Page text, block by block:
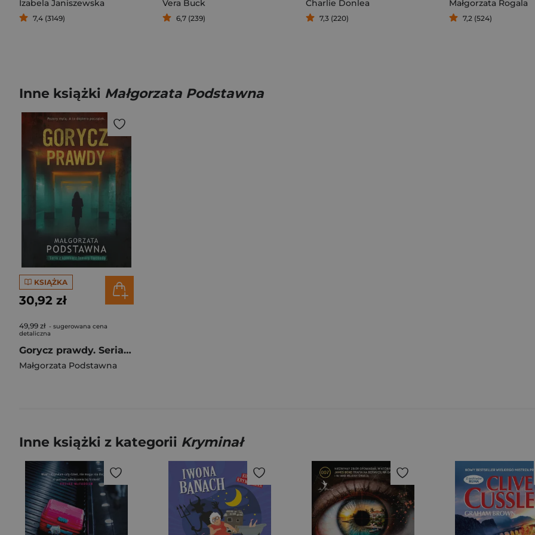
Izabela Janiszewska
7,4 (3149)
Vera Buck
6,7 (239)
Charlie Donlea
7,3 (220)
Małgorzata Rogala
7,2 (524)
Inne książki Małgorzata Podstawna
KSIĄŻKA
30,92 zł
49,99 zł - sugerowana cena
detaliczna
Gorycz prawdy. Seria z komisarz Tamarą Swobodą. Tom 2
Małgorzata Podstawna
Inne książki z kategorii Kryminał